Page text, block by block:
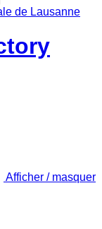
Afficher / masquer